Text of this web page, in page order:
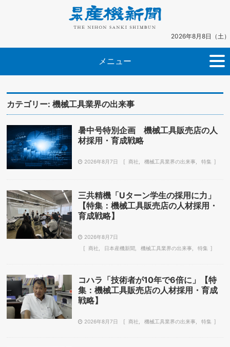
2026年8月8日（土）
メニュー
カテゴリー:機械工具業界の出来事
暑中号特別企画 機械工具販売店の人
材採用・育成戦略
2026年8月7日 商社 機械工具業界の出来事 特集
三共精機「Uターン学生の採用に力」
【特集：機械工具販売店の人材採用・
育成戦略】
2026年8月7日
商社
日本産機新聞 機械工具業界の出来事 特集
コハラ「技術者が10年で6倍に」【特
集：機械工具販売店の人材採用・育成
戦略】
2026年8月7日 商社 機械工具業界の出来事 特集